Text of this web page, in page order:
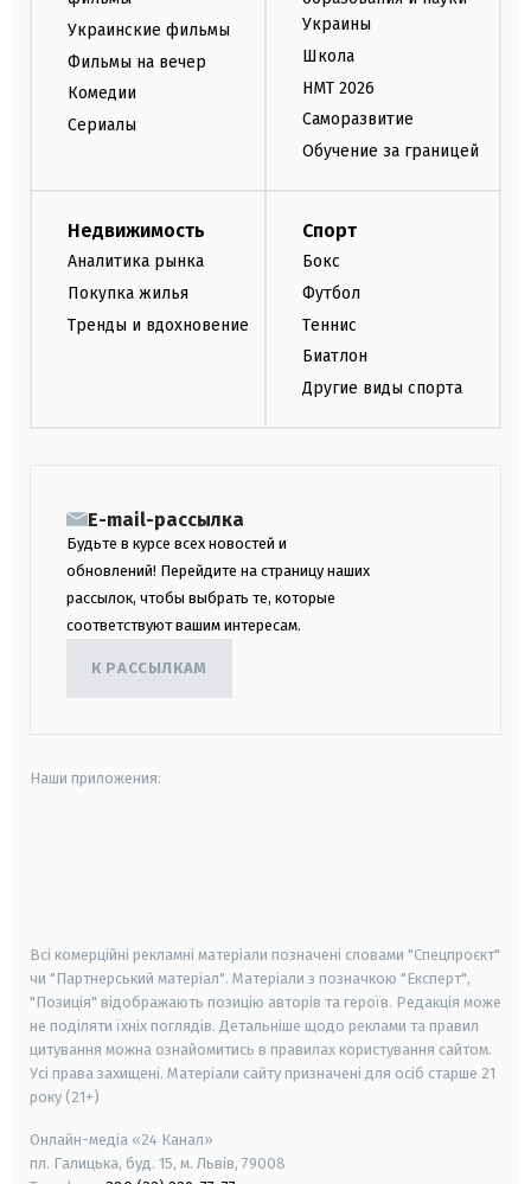
Украинские фильмы
Фильмы на вечер
Комедии
Сериалы
Украины
Школа
НМТ 2026
Саморазвитие
Обучение за границей
Недвижимость
Аналитика рынка
Покупка жилья
Тренды и вдохновение
Спорт
Бокс
Футбол
Теннис
Биатлон
Другие виды спорта
E-mail-рассылка
Будьте в курсе всех новостей и
обновлений! Перейдите на страницу наших
рассылок, чтобы выбрать те, которые
соответствуют вашим интересам.
К РАССЫЛКАМ
Наши приложения:
Всі комерційні рекламні матеріали позначені словами "Спецпроєкт"
чи "Партнерський матеріал". Матеріали з позначкою "Експерт",
"Позиція" відображають позицію авторів та героїв. Редакція може
не поділяти їхніх поглядів. Детальніше щодо реклами та правил
цитування можна ознайомитись в правилах користування сайтом.
Усі права захищені. Матеріали сайту призначені для осіб старше 21
року (21+)
Онлайн-медіа «24 Канал»
пл. Галицька, буд. 15, м. Львів, 79008